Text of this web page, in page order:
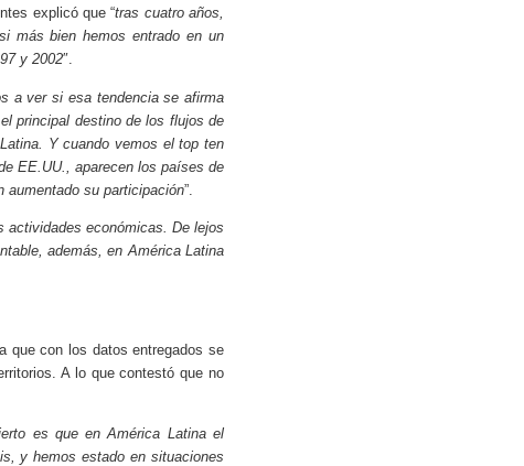
explicó que “tras cuatro años,
más bien hemos entrado en un
y 2002″.
a ver si esa tendencia se afirma
principal destino de los flujos de
Y cuando vemos el top ten
EE.UU., aparecen los países de
su participación”.
actividades económicas. De lejos
además, en América Latina
que con los datos entregados se
A lo que contestó que no
es que en América Latina el
y hemos estado en situaciones